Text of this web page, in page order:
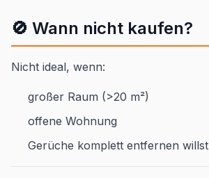
🚫 Wann nicht kaufen?
Nicht ideal, wenn:
großer Raum (>20 m²)
offene Wohnung
Gerüche komplett entfernen willst